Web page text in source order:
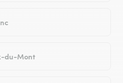
du-Mont